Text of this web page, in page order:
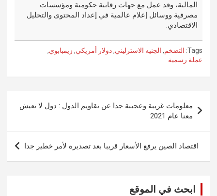
المالية، وقد عمل مع جهات رقابية حكومية ومؤسسات
مصرفية ووسائل إعلام عالمية في إعداد المحتوى والتحليل
الاقتصادي.
Tags: التضخم, الجنيه الاسترليني,دولار أمريكي, زيمبابوي,
عملة رسمية
المقالات
معلومات غريبة وعجيبة جدا عن تقاويم الدول : دول لا تعيش
معنا عام 2021
اقتصاد الصين يرفع الأسعار قريبا بعد تصديره لأمر خطير جدا
ابحث في الموقع